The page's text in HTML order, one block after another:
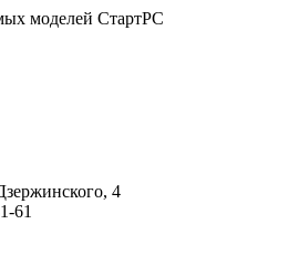
моделей СтартРС
4
61